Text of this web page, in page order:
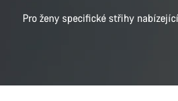
Pro ženy specifické střihy